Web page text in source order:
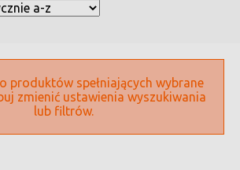
produktów spełniających wybrane
zmienić ustawienia wyszukiwania
lub filtrów.